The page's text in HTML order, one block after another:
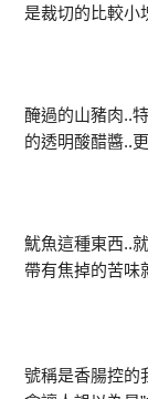
是裁切的比較
醃過的山豬肉..
的透明酸醋醬
魷魚這種東西..
帶有焦掉的苦
號稱是香腸控的